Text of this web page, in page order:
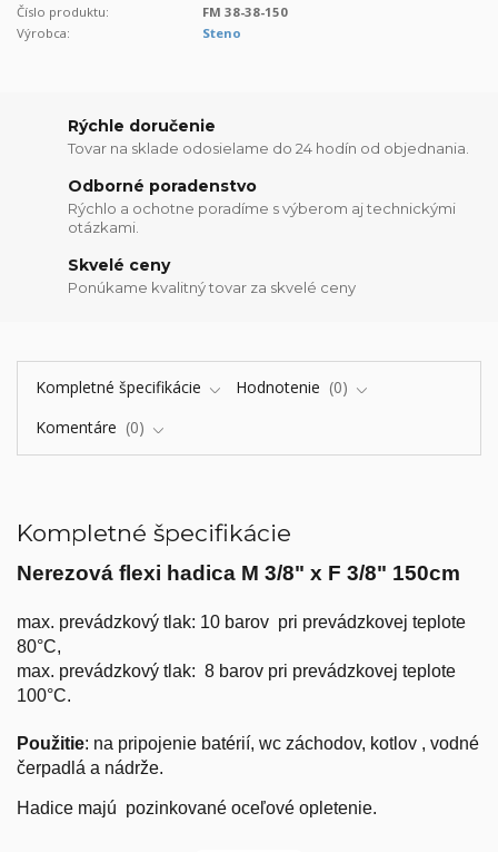
Číslo produktu:
FM 38-38-150
Výrobca:
Steno
Rýchle doručenie
Tovar na sklade odosielame do 24 hodín od objednania.
Odborné poradenstvo
Rýchlo a ochotne poradíme s výberom aj technickými
otázkami.
Skvelé ceny
Ponúkame kvalitný tovar za skvelé ceny
Kompletné špecifikácie Hodnotenie
0
Komentáre
0
Kompletné špecifikácie
Nerezová flexi hadica M 3/8" x F 3/8" 150cm
max. prevádzkový tlak: 10 barov pri prevádzkovej teplote
80°C,
max. prevádzkový tlak: 8 barov pri prevádzkovej teplote
100°C.
Použitie: na pripojenie batérií, wc záchodov, kotlov , vodné
čerpadlá a nádrže.
Hadice majú pozinkované oceľové opletenie.